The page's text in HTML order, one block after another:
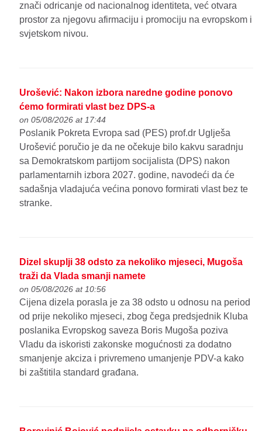
znači odricanje od nacionalnog identiteta, već otvara
prostor za njegovu afirmaciju i promociju na evropskom i
svjetskom nivou.
Urošević: Nakon izbora naredne godine ponovo
ćemo formirati vlast bez DPS-a
on 05/08/2026 at 17:44
Poslanik Pokreta Evropa sad (PES) prof.dr Uglješa
Urošević poručio je da ne očekuje bilo kakvu saradnju
sa Demokratskom partijom socijalista (DPS) nakon
parlamentarnih izbora 2027. godine, navodeći da će
sadašnja vladajuća većina ponovo formirati vlast bez te
stranke.
Dizel skuplji 38 odsto za nekoliko mjeseci, Mugoša
traži da Vlada smanji namete
on 05/08/2026 at 10:56
Cijena dizela porasla je za 38 odsto u odnosu na period
od prije nekoliko mjeseci, zbog čega predsjednik Kluba
poslanika Evropskog saveza Boris Mugoša poziva
Vladu da iskoristi zakonske mogućnosti za dodatno
smanjenje akciza i privremeno umanjenje PDV-a kako
bi zaštitila standard građana.